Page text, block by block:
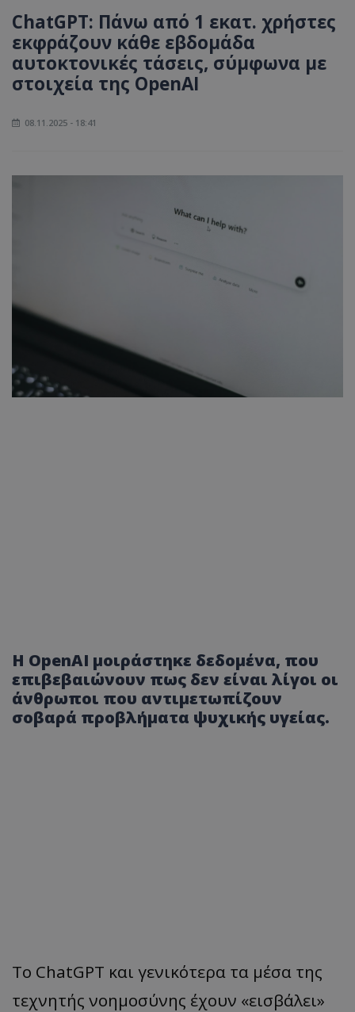
ChatGPT: Πάνω από 1 εκατ. χρήστες
εκφράζουν κάθε εβδομάδα
αυτοκτονικές τάσεις, σύμφωνα με
στοιχεία της OpenAI
08.11.2025 - 18:41
Η OpenAI μοιράστηκε δεδομένα, που
επιβεβαιώνουν πως δεν είναι λίγοι οι
άνθρωποι που αντιμετωπίζουν
σοβαρά προβλήματα ψυχικής υγείας.
Το ChatGPT και γενικότερα τα μέσα της
τεχνητής νοημοσύνης έχουν «εισβάλει»